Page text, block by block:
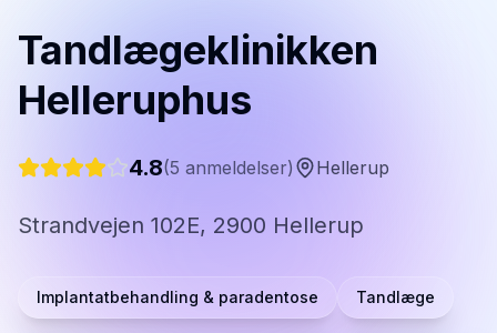
Tandlægeklinikken
Helleruphus
4.8(5 anmeldelser) Hellerup
Strandvejen 102E, 2900 Hellerup
Implantatbehandling & paradentose Tandlæge